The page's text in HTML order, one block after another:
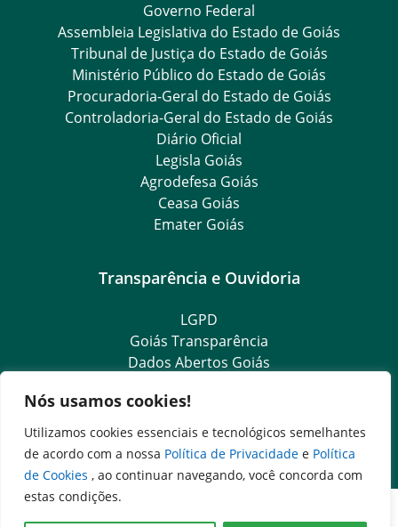
Nós usamos cookies!
Utilizamos cookies essenciais e tecnológicos semelhantes
de acordo com a nossa Política de Privacidade e Política
de Cookies , ao continuar navegando, você concorda com
estas condições.
Governo Federal
Assembleia Legislativa do Estado de Goiás
Tribunal de Justiça do Estado de Goiás
Ministério Público do Estado de Goiás
Procuradoria-Geral do Estado de Goiás
Controladoria-Geral do Estado de Goiás
Diário Oficial
Legisla Goiás
Agrodefesa Goiás
Ceasa Goiás
Emater Goiás
Transparência e Ouvidoria
LGPD
Goiás Transparência
Dados Abertos Goiás
SIC – Serviço de Informação ao Cidadão
e-SIC – Serviço Eletrônico de Informação ao Cidadão
Ouvidoria Setorial (Presencial)